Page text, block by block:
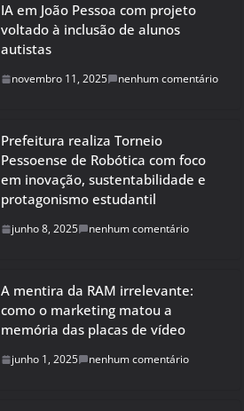
IA em João Pessoa com projeto
voltado à inclusão de alunos
autistas
novembro 11, 2025 nenhum comentário
Prefeitura realiza Torneio
Pessoense de Robótica com foco
em inovação, sustentabilidade e
protagonismo estudantil
junho 8, 2025 nenhum comentário
A mentira da RAM irrelevante:
como o marketing matou a
memória das placas de vídeo
junho 1, 2025 nenhum comentário